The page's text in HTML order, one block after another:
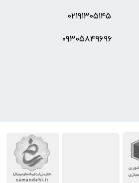
۰۲۱۹۱۳۰۵۱۴۵
۰۹۳۰۵8۴9696